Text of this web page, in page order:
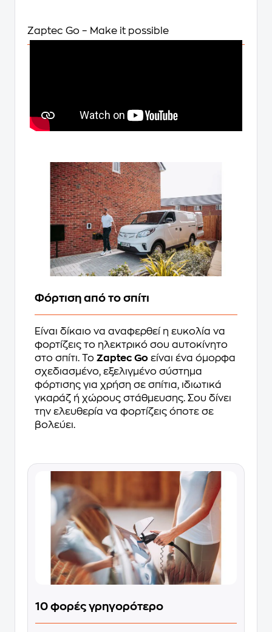
Zaptec Go – Make it possible
Φόρτιση από το σπίτι
Είναι δίκαιο να αναφερθεί η ευκολία να
φορτίζεις το ηλεκτρικό σου αυτοκίνητο
στο σπίτι. Το Zaptec Go είναι ένα όμορφα
σχεδιασμένο, εξελιγμένο σύστημα
φόρτισης για χρήση σε σπίτια, ιδιωτικά
γκαράζ ή χώρους στάθμευσης. Σου δίνει
την ελευθερία να φορτίζεις όποτε σε
βολεύει.
10 φορές γρηγορότερο